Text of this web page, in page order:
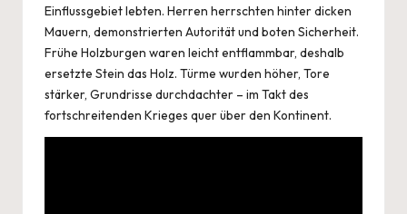
Einflussgebiet lebten. Herren herrschten hinter dicken
Mauern, demonstrierten Autorität und boten Sicherheit.
Frühe Holzburgen waren leicht entflammbar, deshalb
ersetzte Stein das Holz. Türme wurden höher, Tore
stärker, Grundrisse durchdachter – im Takt des
fortschreitenden Krieges quer über den Kontinent.